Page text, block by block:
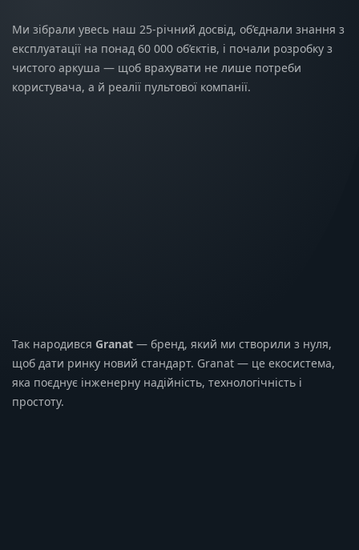
Ми зібрали увесь наш 25-річний досвід, об’єднали знання з
експлуатації на понад 60 000 об’єктів, і почали розробку з
чистого аркуша — щоб врахувати не лише потреби
користувача, а й реалії пультової компанії.
Так народився Granat — бренд, який ми створили з нуля,
щоб дати ринку новий стандарт. Granat — це екосистема,
яка поєднує інженерну надійність, технологічність і
простоту.